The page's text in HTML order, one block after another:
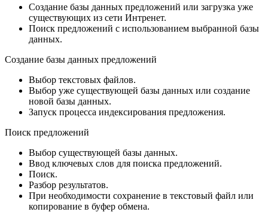
Создание базы данных предложений или загрузка уже
существующих из сети Интренет.
Поиск предложений с использованием выбранной базы
данных.
Создание базы данных предложений
Выбор текстовых файлов.
Выбор уже существующей базы данных или создание
новой базы данных.
Запуск процесса индексирования предложения.
Поиск предложений
Выбор существующей базы данных.
Ввод ключевых слов для поиска предложений.
Поиск.
Разбор результатов.
При необходимости сохранение в текстовый файл или
копирование в буфер обмена.